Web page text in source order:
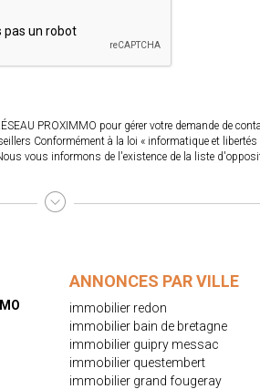
PROXIMMO pour gérer votre demande de
Conformément à la loi « informatique et
vous informons de l'existence de la liste
ANNONCES PAR VILLE
immobilier redon
immobilier bain de bretagne
immobilier guipry messac
immobilier questembert
immobilier grand fougeray